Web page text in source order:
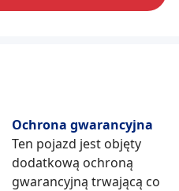
Ochrona gwarancyjna
Ten pojazd jest objęty
dodatkową ochroną
gwarancyjną trwającą co